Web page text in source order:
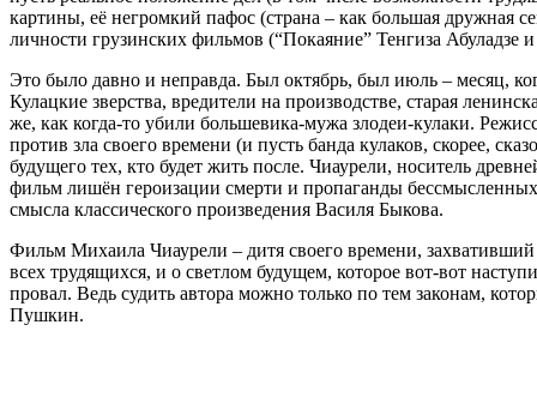
картины, её негромкий пафос (страна – как большая дружная
личности грузинских фильмов (“Покаяние” Тенгиза Абуладзе
Это было давно и неправда. Был октябрь, был июль – месяц,
Кулацкие зверства, вредители на производстве, старая
же, как когда-то убили большевика-мужа злодеи-кулаки.
против зла своего времени (и пусть банда кулаков, скорее,
будущего тех, кто будет жить после. Чиаурели, носитель
фильм лишён героизации смерти и пропаганды
смысла классического произведения Василя Быкова.
Фильм Михаила Чиаурели – дитя своего времени,
всех трудящихся, и о светлом будущем, которое вот-вот
провал. Ведь судить автора можно только по тем законам,
Пушкин.